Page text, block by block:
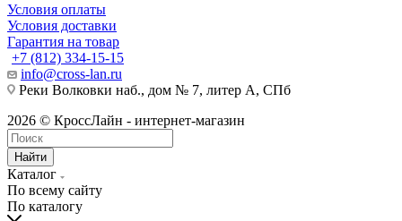
Условия оплаты
Условия доставки
Гарантия на товар
+7 (812) 334-15-15
info@cross-lan.ru
Реки Волковки наб., дом № 7, литер А, СПб
2026 © КроссЛайн - интернет-магазин
Найти
Каталог
По всему сайту
По каталогу